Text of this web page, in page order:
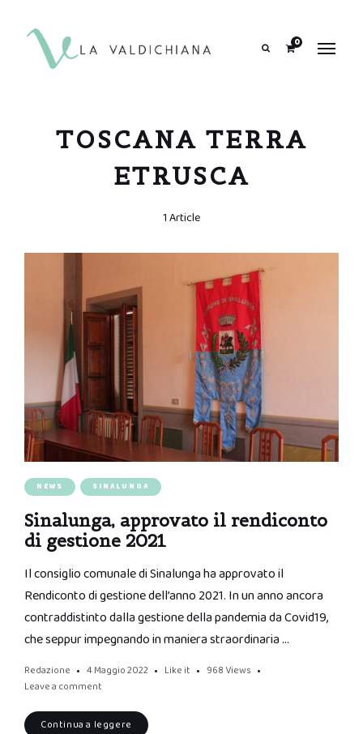
0
TOSCANA TERRA
ETRUSCA
1 Article
NEWS SINALUNGA
Sinalunga, approvato il rendiconto
di gestione 2021
Il consiglio comunale di Sinalunga ha approvato il
Rendiconto di gestione dell’anno 2021. In un anno ancora
contraddistinto dalla gestione della pandemia da Covid19,
che seppur impegnando in maniera straordinaria …
Redazione 4 Maggio 2022 Like it 968 Views
Leave a comment
Continua a leggere